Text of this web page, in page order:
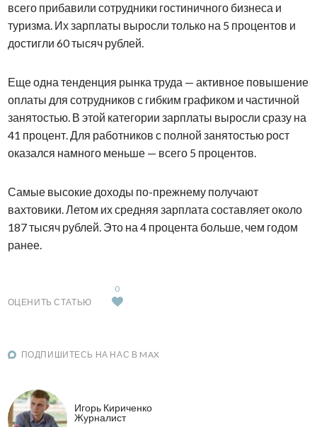
всего прибавили сотрудники гостиничного бизнеса и
туризма. Их зарплаты выросли только на 5 процентов и
достигли 60 тысяч рублей.
Еще одна тенденция рынка труда — активное повышение
оплаты для сотрудников с гибким графиком и частичной
занятостью. В этой категории зарплаты выросли сразу на
41 процент. Для работников с полной занятостью рост
оказался намного меньше — всего 5 процентов.
Самые высокие доходы по-прежнему получают
вахтовики. Летом их средняя зарплата составляет около
187 тысяч рублей. Это на 4 процента больше, чем годом
ранее.
ОЦЕНИТЬ СТАТЬЮ
0
ПОДПИШИТЕСЬ НА НАС В MAX
Игорь Кириченко
Журналист